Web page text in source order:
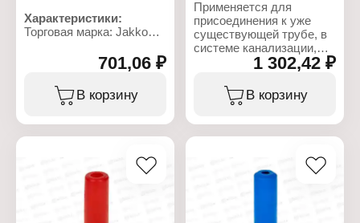
Характеристики:
Торговая марка: Jakko
Тип товара: Вентиль
Вариация: клапан
запорный
Диаметр: 32 мм
водоснабжения
Присоединение: сварка
Материал: полипропилен
Максимальная рабочая
температура: 95 С
701,06 ₽
В корзину
Применяется для
присоединения к уже
существующей трубе, в
системе канализации,
дополнительного
раструба, для слива.
Характеристики:
канализационная
1 302,42 ₽
В корзину